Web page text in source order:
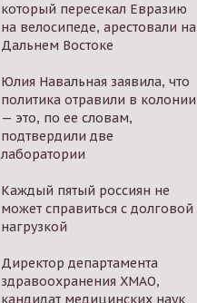
который пересекал Евразию
на велосипеде, арестовали на
Дальнем Востоке
Юлия Навальная заявила, что
политика отравили в колонии
— это, по ее словам,
подтвердили две
лаборатории
Каждый пятый россиян не
может справиться с долговой
нагрузкой
Директор департамента
здравоохранения ХМАО,
кандидат медицинских наук